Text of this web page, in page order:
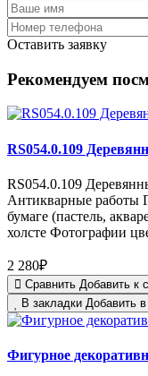
Оставить заявку
Рекомендуем
RS054.0.109
RS054.0.109
Антикварные работы
бумаге (пастель,
холсте Фотографии
2 280₽
Сравнить Добавить к
В закладки Добавить
Фигурное